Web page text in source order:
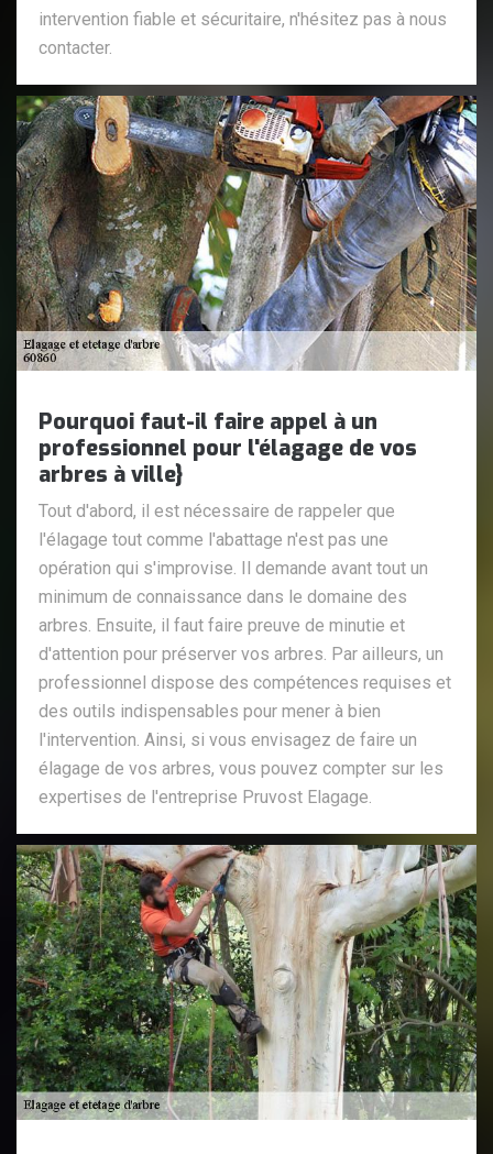
intervention fiable et sécuritaire, n'hésitez pas à nous
contacter.
Pourquoi faut-il faire appel à un
professionnel pour l'élagage de vos
arbres à ville}
Tout d'abord, il est nécessaire de rappeler que
l'élagage tout comme l'abattage n'est pas une
opération qui s'improvise. Il demande avant tout un
minimum de connaissance dans le domaine des
arbres. Ensuite, il faut faire preuve de minutie et
d'attention pour préserver vos arbres. Par ailleurs, un
professionnel dispose des compétences requises et
des outils indispensables pour mener à bien
l'intervention. Ainsi, si vous envisagez de faire un
élagage de vos arbres, vous pouvez compter sur les
expertises de l'entreprise Pruvost Elagage.